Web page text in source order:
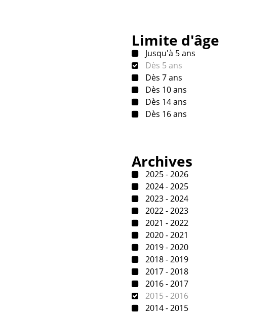
Limite d'âge
Jusqu'à 5 ans
Dès 5 ans
Dès 7 ans
Dès 10 ans
Dès 14 ans
Dès 16 ans
Archives
2025 - 2026
2024 - 2025
2023 - 2024
2022 - 2023
2021 - 2022
2020 - 2021
2019 - 2020
2018 - 2019
2017 - 2018
2016 - 2017
2015 - 2016
2014 - 2015